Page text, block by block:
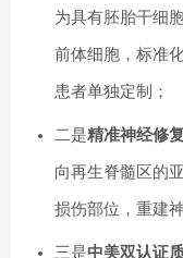
为具有胚胎干细
前体细胞，标准
患者单独定制；
二是精准神经修复
向再生脊髓区的
损伤部位，重建
三是中美双认证